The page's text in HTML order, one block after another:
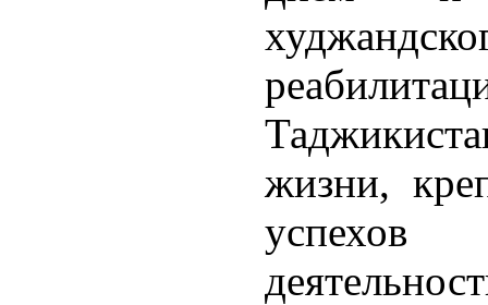
жизни,